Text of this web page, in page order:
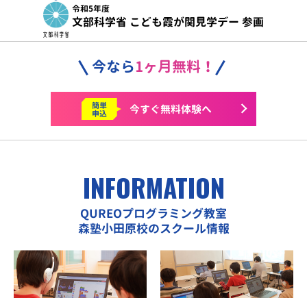
令和5年度
文部科学省 こども霞が関見学デー 参画
今なら1ヶ月無料！
簡単
申込 今すぐ無料体験へ
INFORMATION
QUREOプログラミング教室
森塾小田原校のスクール情報